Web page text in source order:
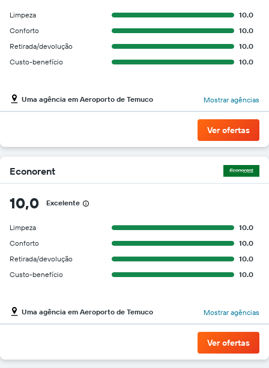
Limpeza
10.0
Conforto
10.0
Retirada/devolução
10.0
Custo-benefício
10.0
Uma agência em Aeroporto de Temuco Mostrar agências
Ver ofertas
Econorent
10,0 Excelente
Limpeza
10.0
Conforto
10.0
Retirada/devolução
10.0
Custo-benefício
10.0
Uma agência em Aeroporto de Temuco Mostrar agências
Ver ofertas